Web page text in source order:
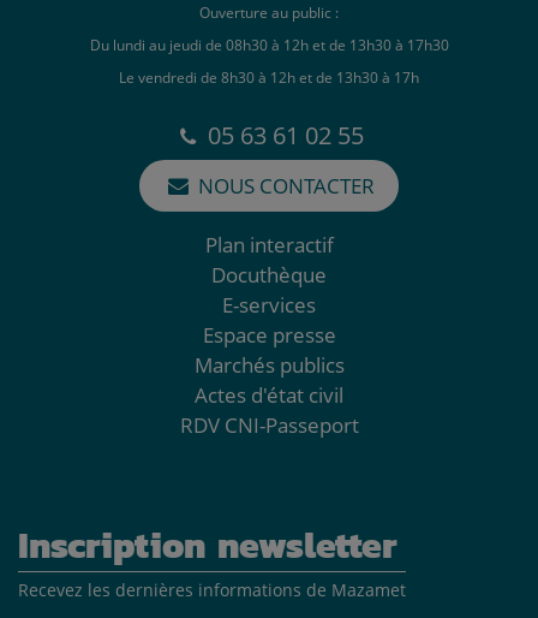
Ouverture au public :
Du lundi au jeudi de 08h30 à 12h et de 13h30 à 17h30
Le vendredi de 8h30 à 12h et de 13h30 à 17h
05 63 61 02 55
NOUS CONTACTER
Plan interactif
Docuthèque
E-services
Espace presse
Marchés publics
Actes d'état civil
RDV CNI-Passeport
Inscription newsletter
Recevez les dernières informations de Mazamet